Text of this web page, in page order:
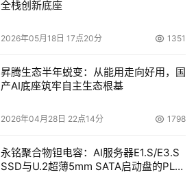
全栈创新底座
2026年05月18日 17点20分 1351
昇腾生态半年蜕变：从能用走向好用，国
产AI底座筑牢自主生态根基
2026年04月28日 22点14分 1798
永铭聚合物钽电容：AI服务器E1.S/E3.S
SSD与U.2超薄5mm SATA启动盘的PLP